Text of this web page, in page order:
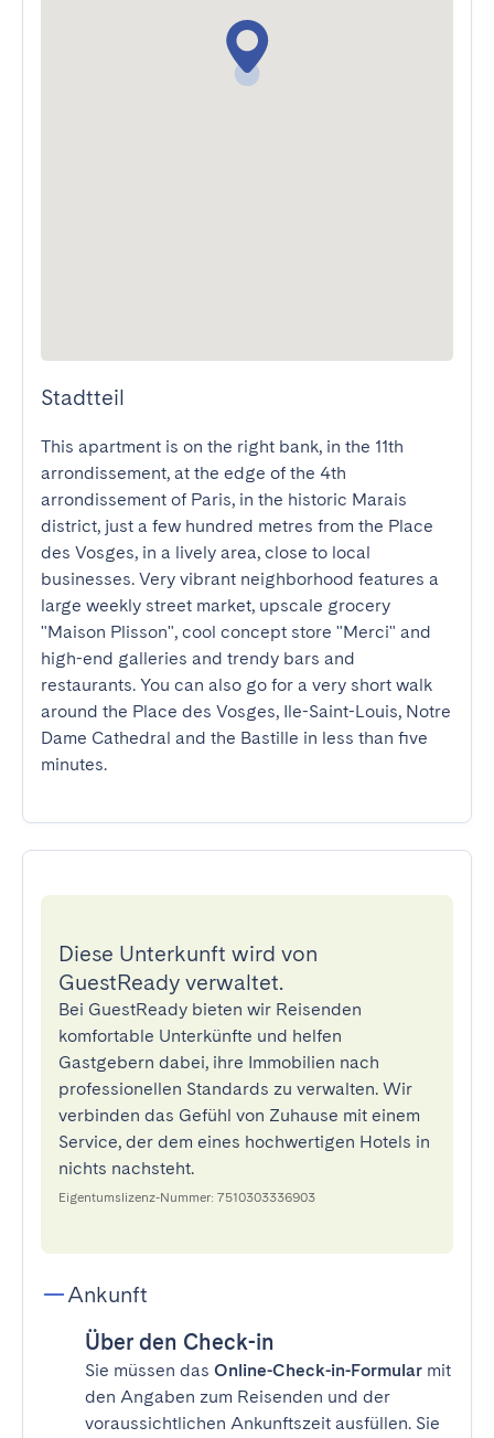
Stadtteil
This apartment is on the right bank, in the 11th
arrondissement, at the edge of the 4th
arrondissement of Paris, in the historic Marais
district, just a few hundred metres from the Place
des Vosges, in a lively area, close to local
businesses. Very vibrant neighborhood features a
large weekly street market, upscale grocery
"Maison Plisson", cool concept store "Merci" and
high-end galleries and trendy bars and
restaurants. You can also go for a very short walk
around the Place des Vosges, Ile-Saint-Louis, Notre
Dame Cathedral and the Bastille in less than five
minutes.
Diese Unterkunft wird von
GuestReady verwaltet.
Bei GuestReady bieten wir Reisenden
komfortable Unterkünfte und helfen
Gastgebern dabei, ihre Immobilien nach
professionellen Standards zu verwalten. Wir
verbinden das Gefühl von Zuhause mit einem
Service, der dem eines hochwertigen Hotels in
nichts nachsteht.
Eigentumslizenz-Nummer: 7510303336903
Ankunft
Über den Check-in
Sie müssen das Online-Check-in-Formular mit
den Angaben zum Reisenden und der
voraussichtlichen Ankunftszeit ausfüllen. Sie